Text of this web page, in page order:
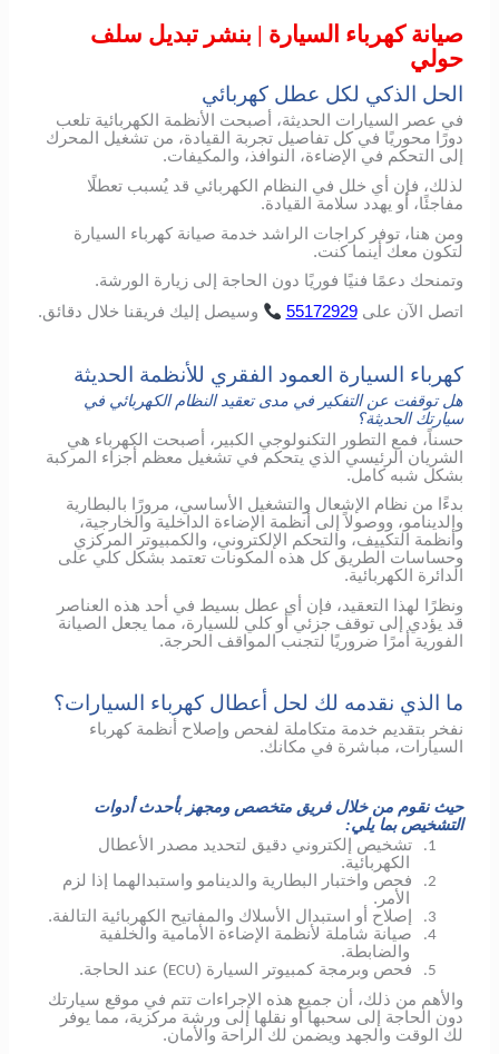
صيانة كهرباء السيارة | بنشر تبديل سلف
حولي
الحل الذكي لكل عطل كهربائي
في عصر السيارات الحديثة، أصبحت الأنظمة الكهربائية تلعب
دورًا محوريًا في كل تفاصيل تجربة القيادة، من تشغيل المحرك
إلى التحكم في الإضاءة، النوافذ، والمكيفات.
لذلك، فإن أي خلل في النظام الكهربائي قد يُسبب تعطلًا
مفاجئًا، أو يهدد سلامة القيادة.
ومن هنا، توفر كراجات الراشد خدمة صيانة كهرباء السيارة
لتكون معك أينما كنت.
وتمنحك دعمًا فنيًا فوريًا دون الحاجة إلى زيارة الورشة.
اتصل
الآن على 55172929 وسيصل إليك فريقنا خلال دقائق.
كهرباء السيارة العمود الفقري للأنظمة الحديثة
هل توقفت عن التفكير في مدى تعقيد النظام الكهربائي في
سيارتك الحديثة؟
حسناً، فمع التطور التكنولوجي الكبير، أصبحت الكهرباء هي
الشريان الرئيسي الذي يتحكم في تشغيل معظم أجزاء المركبة
بشكل شبه كامل.
بدءًا من نظام الإشعال والتشغيل الأساسي، مرورًا بالبطارية
والدينامو، ووصولاً إلى أنظمة الإضاءة الداخلية والخارجية،
وأنظمة التكييف، والتحكم الإلكتروني، والكمبيوتر المركزي
وحساسات الطريق كل هذه المكونات تعتمد بشكل كلي على
الدائرة الكهربائية.
ونظرًا لهذا التعقيد، فإن أي عطل بسيط في أحد هذه العناصر
قد يؤدي إلى توقف جزئي أو كلي للسيارة، مما يجعل الصيانة
الفورية أمرًا ضروريًا لتجنب المواقف الحرجة.
ما الذي نقدمه لك لحل أعطال كهرباء السيارات؟
نفخر بتقديم خدمة متكاملة لفحص وإصلاح أنظمة كهرباء
السيارات، مباشرة في مكانك.
حيث نقوم من خلال فريق متخصص ومجهز بأحدث أدوات
التشخيص بما يلي:
1.
تشخيص إلكتروني دقيق لتحديد مصدر الأعطال
الكهربائية.
2.
فحص واختبار البطارية والدينامو واستبدالهما إذا لزم
الأمر.
3. إصلاح أو استبدال الأسلاك والمفاتيح الكهربائية التالفة.
4.
صيانة شاملة لأنظمة الإضاءة الأمامية والخلفية
والضابطة.
5. فحص وبرمجة كمبيوتر السيارة (ECU) عند الحاجة.
والأهم من ذلك، أن جميع هذه الإجراءات تتم في موقع سيارتك
دون الحاجة إلى سحبها أو نقلها إلى ورشة مركزية، مما يوفر
لك الوقت والجهد ويضمن لك الراحة والأمان.